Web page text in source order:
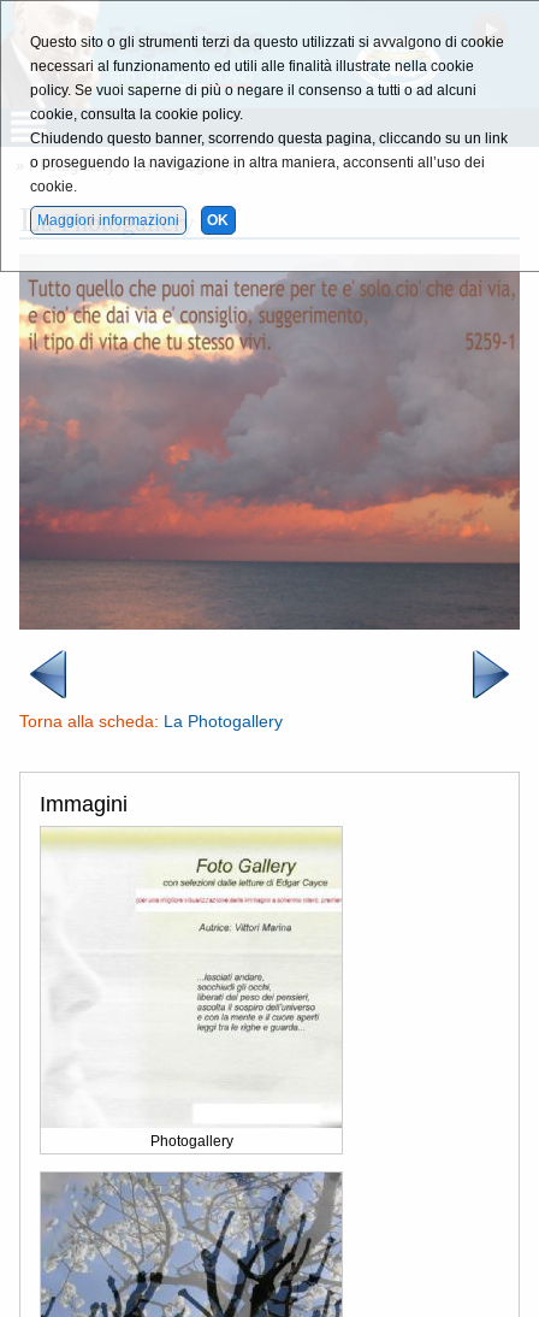
Photogallery » La Photogallery
La Photogallery
Torna alla scheda: La Photogallery
Immagini
Photogallery
Questo sito o gli strumenti terzi da questo utilizzati si avvalgono di cookie
necessari al funzionamento ed utili alle finalità illustrate nella cookie
policy. Se vuoi saperne di più o negare il consenso a tutti o ad alcuni
cookie, consulta la cookie policy.
Chiudendo questo banner, scorrendo questa pagina, cliccando su un link
o proseguendo la navigazione in altra maniera, acconsenti all’uso dei
cookie.
Maggiori informazioni
OK